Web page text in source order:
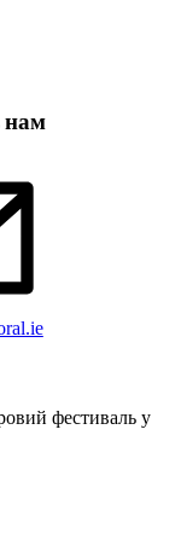
нам
фестиваль у